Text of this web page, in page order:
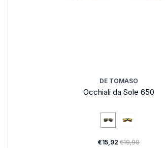
DE TOMASO
Occhiali da Sole 650
€15,92 €19,90